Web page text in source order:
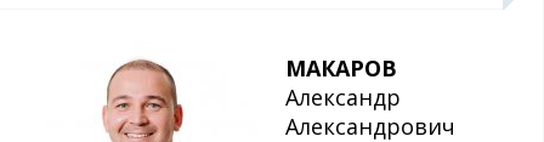
МАКАРОВ
Александр
Александрович